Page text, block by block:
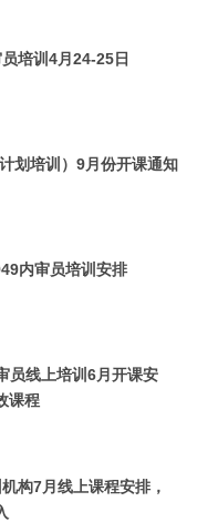
培训4月24-25日
划培训）9月份开课通知
内审员培训安排
员线上培训6月开课安
课程
构7月线上课程安排，